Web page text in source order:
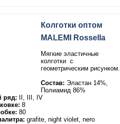
Колготки оптом
MALEMI Rossella
Мягкие эластичные
колготки с
геометрическим рисунком.
Состав: Эластан 14%,
Полиамид 86%
ряд:
II, III, IV
8
80
grafite, night violet, nero